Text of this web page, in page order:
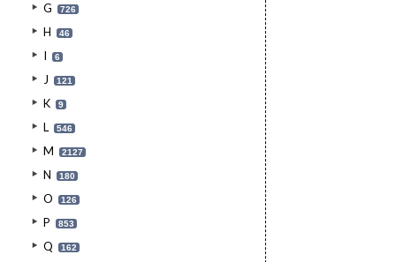
G 726
H 46
I 6
J 121
K 9
L 546
M 2127
N 180
O 126
P 853
Q 162